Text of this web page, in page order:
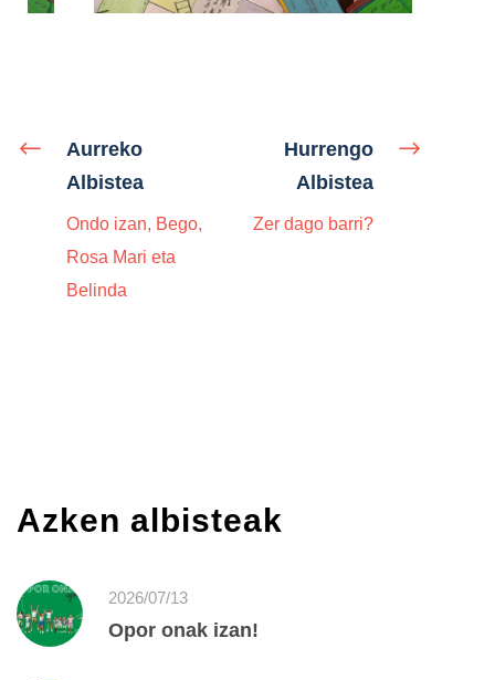
Aurreko
Albistea
Ondo izan, Bego,
Rosa Mari eta
Belinda
Hurrengo
Albistea
Zer dago barri?
Azken albisteak
2026/07/13
Opor onak izan!